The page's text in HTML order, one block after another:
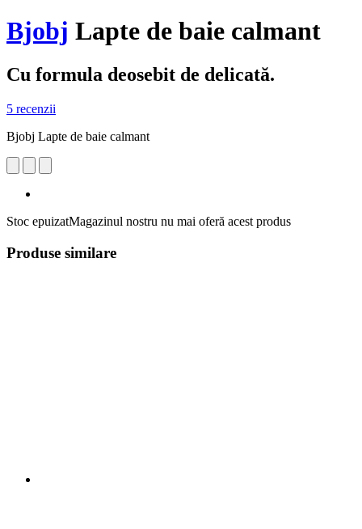
Bjobj Lapte de baie calmant
Cu formula deosebit de delicată.
5 recenzii
Bjobj Lapte de baie calmant
Stoc epuizatMagazinul nostru nu mai oferă acest produs
Produse similare